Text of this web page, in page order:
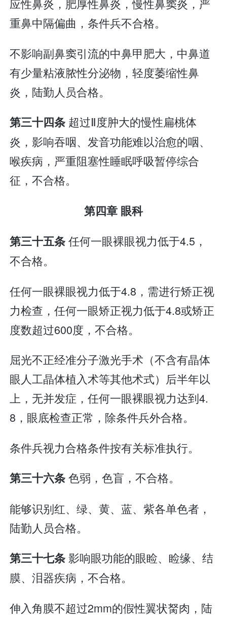
应性鼻炎，肥厚性鼻炎，慢性鼻窦炎，严
重鼻中隔偏曲，条件兵不合格。
不影响副鼻窦引流的中鼻甲肥大，中鼻道
有少量粘液脓性分泌物，轻度萎缩性鼻
炎，陆勤人员合格。
第三十四条 超过Ⅱ度肿大的慢性扁桃体
炎，影响吞咽、发音功能难以治愈的咽、
喉疾病，严重阻塞性睡眠呼吸暂停综合
征，不合格。
第四章 眼科
第三十五条任何一眼裸眼视力低于4.5，
不合格。
任何一眼裸眼视力低于4.8，需进行矫正视
力检查，任何一眼矫正视力低于4.8或矫正
度数超过600度，不合格。
屈光不正经准分子激光手术（不含有晶体
眼人工晶体植入术等其他术式）后半年以
上，无并发症，任何一眼裸眼视力达到4.
8，眼底检查正常，除条件兵外合格。
条件兵视力合格条件按有关标准执行。
第三十六条色弱，色盲，不合格。
能够识别红、绿、黄、蓝、紫各单色者，
陆勤人员合格。
第三十七条影响眼功能的眼睑、睑缘、结
膜、泪器疾病，不合格。
伸入角膜不超过2mm的假性翼状胬肉，陆